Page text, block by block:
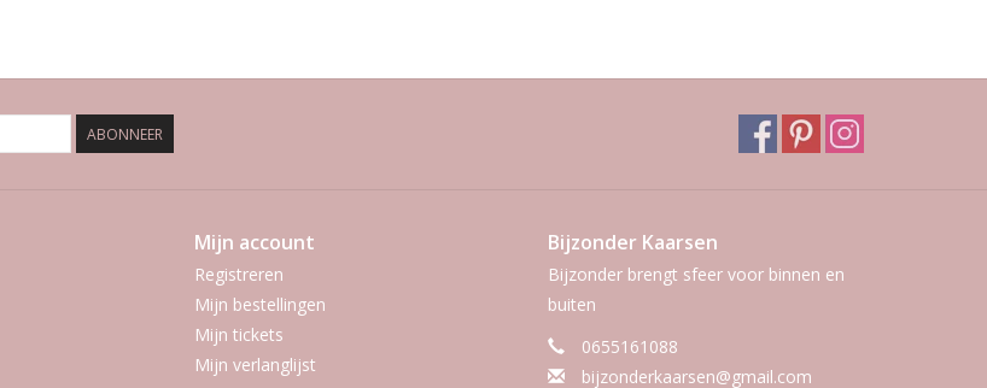
ABONNEER
Mijn account
Registreren
Mijn bestellingen
Mijn tickets
Mijn verlanglijst
Bijzonder Kaarsen
Bijzonder brengt sfeer voor binnen en
buiten
0655161088
bijzonderkaarsen@gmail.com